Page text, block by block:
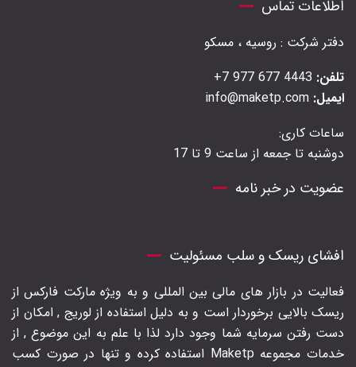
اطلاعات تماس
دفتر شرکت : روسیه ، مسکو
تلفن:
ایمیل:
ساعات کاری:
دوشنبه تا جمعه از ساعت 9 تا 17
عضویت در خبر نامه
افشای ریسک و سلب مسئولیت
فعالیت در بازار های مالی بین المللی و به ویژه مارکت فارکس از
ریسک بالایی برخوردار است و به دلیل استفاده از لوریج , امکان از
دست رفتن سرمایه شما وجود دارد لذا با علم به این موضوع , از
خدمات مجموعه Maketp استفاده کرده و تنها در صورت کسب